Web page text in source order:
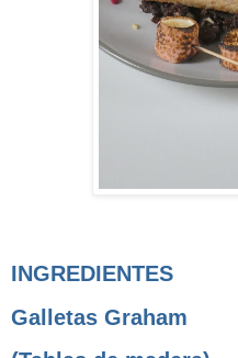
INGREDIENTES
Galletas Graham